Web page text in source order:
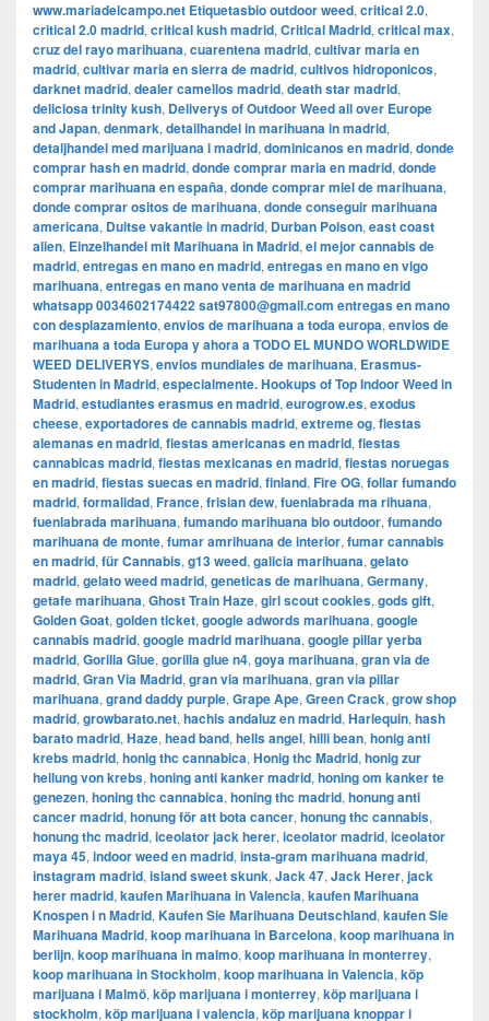
www.mariadelcampo.net Etiquetasbio outdoor weed, critical 2.0,
critical 2.0 madrid, critical kush madrid, Critical Madrid, critical max,
cruz del rayo marihuana, cuarentena madrid, cultivar maria en
madrid, cultivar maria en sierra de madrid, cultivos hidroponicos,
darknet madrid, dealer camellos madrid, death star madrid,
deliciosa trinity kush, Deliverys of Outdoor Weed all over Europe
and Japan, denmark, detailhandel in marihuana in madrid,
detaljhandel med marijuana i madrid, dominicanos en madrid, donde
comprar hash en madrid, donde comprar maria en madrid, donde
comprar marihuana en españa, donde comprar miel de marihuana,
donde comprar ositos de marihuana, donde conseguir marihuana
americana, Duitse vakantie in madrid, Durban Poison, east coast
alien, Einzelhandel mit Marihuana in Madrid, el mejor cannabis de
madrid, entregas en mano en madrid, entregas en mano en vigo
marihuana, entregas en mano venta de marihuana en madrid
whatsapp 0034602174422 sat97800@gmail.com entregas en mano
con desplazamiento, envios de marihuana a toda europa, envios de
marihuana a toda Europa y ahora a TODO EL MUNDO WORLDWIDE
WEED DELIVERYS, envios mundiales de marihuana, Erasmus-
Studenten in Madrid, especialmente. Hookups of Top Indoor Weed in
Madrid, estudiantes erasmus en madrid, eurogrow.es, exodus
cheese, exportadores de cannabis madrid, extreme og, fiestas
alemanas en madrid, fiestas americanas en madrid, fiestas
cannabicas madrid, fiestas mexicanas en madrid, fiestas noruegas
en madrid, fiestas suecas en madrid, finland, Fire OG, follar fumando
madrid, formalidad, France, frisian dew, fuenlabrada ma rihuana,
fuenlabrada marihuana, fumando marihuana bio outdoor, fumando
marihuana de monte, fumar amrihuana de interior, fumar cannabis
en madrid, für Cannabis, g13 weed, galicia marihuana, gelato
madrid, gelato weed madrid, geneticas de marihuana, Germany,
getafe marihuana, Ghost Train Haze, girl scout cookies, gods gift,
Golden Goat, golden ticket, google adwords marihuana, google
cannabis madrid, google madrid marihuana, google pillar yerba
madrid, Gorilla Glue, gorilla glue n4, goya marihuana, gran via de
madrid, ​​Gran Via Madrid, gran via marihuana, gran via pillar
marihuana, grand daddy purple, Grape Ape, Green Crack, grow shop
madrid, growbarato.net, hachis andaluz en madrid, Harlequin, hash
barato madrid, Haze, head band, hells angel, hilli bean, honig anti
krebs madrid, honig thc cannabica, Honig thc Madrid, honig zur
heilung von krebs, honing anti kanker madrid, honing om kanker te
genezen, honing thc cannabica, honing thc madrid, honung anti
cancer madrid, honung för att bota cancer, honung thc cannabis,
honung thc madrid, iceolator jack herer, iceolator madrid, iceolator
maya 45, indoor weed en madrid, insta-gram marihuana madrid,
instagram madrid, island sweet skunk, Jack 47, Jack Herer, jack
herer madrid, kaufen Marihuana in Valencia, kaufen Marihuana
Knospen i n Madrid, Kaufen Sie Marihuana Deutschland, kaufen Sie
Marihuana Madrid, koop marihuana in Barcelona, koop marihuana in
berlijn, koop marihuana in malmo, koop marihuana in monterrey,
koop marihuana in Stockholm, ​​koop marihuana in Valencia, köp
marijuana i Malmö, köp marijuana i monterrey, köp marijuana i
stockholm, ​​köp marijuana i valencia, köp marijuana knoppar i